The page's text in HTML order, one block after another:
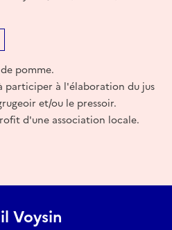
pomme.
participer à l'élaboration du jus
et/ou le pressoir.
d'une association locale.
Voysin